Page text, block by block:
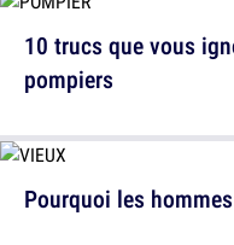
Pourquoi les
10 trucs que vous
pompiers